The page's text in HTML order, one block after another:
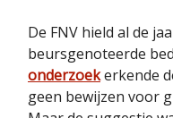
De FNV hield al de
beursgenoteerde
onderzoekerkende
geen bewijzen voor